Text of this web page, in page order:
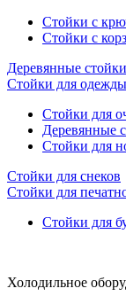
Стойки с
Стойки с
Деревянные
Стойки для одежды
Стойки для
Деревянные
Стойки для
Стойки для снеков
Стойки для
Стойки для
Холодильное